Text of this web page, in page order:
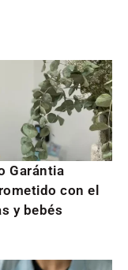
Garántia
con el
y bebés